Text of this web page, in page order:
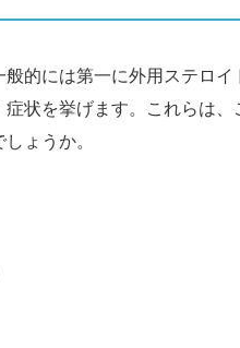
的には第一に外用ステロ
状を挙げます。これらは
ょうか。